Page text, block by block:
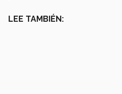
LEE TAMBIÉN: